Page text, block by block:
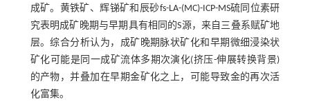
成矿。黄铁矿、辉锑矿和辰砂fs-LA-(MC)-ICP-MS硫同位素研
究表明成矿晚期与早期具有相同的S源，来自三叠系赋矿地
层。综合分析认为，成矿晚期脉状矿化和早期微细浸染状
矿化可能是同一成矿流体多期次演化(挤压-伸展转换背景)
的产物，并叠加在早期金矿化之上，可能导致金的再次活
化富集。